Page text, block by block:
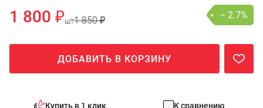
1 800 ₽шт1 850 ₽ − 2.7%
ДОБАВИТЬ В КОРЗИНУ
Купить в 1 клик К сравнению